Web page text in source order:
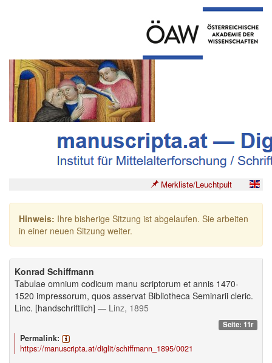
Merkliste/Leuchtpult
Hinweis: Ihre bisherige Sitzung ist abgelaufen. Sie arbeiten
in einer neuen Sitzung weiter.
Konrad Schiffmann
Tabulae omnium codicum manu scriptorum et annis 1470-
1520 impressorum, quos asservat Bibliotheca Seminarii cleric.
Linc. [handschriftlich] — Linz, 1895
Seite: 11r
Permalink:
https://manuscripta.at/diglit/schiffmann_1895/0021